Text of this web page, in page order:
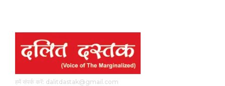
हमें संपर्क करें: dalitdastak@gmail.com